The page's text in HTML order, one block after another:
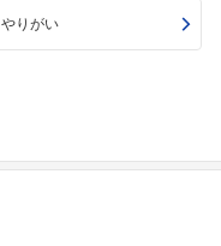
やりがい